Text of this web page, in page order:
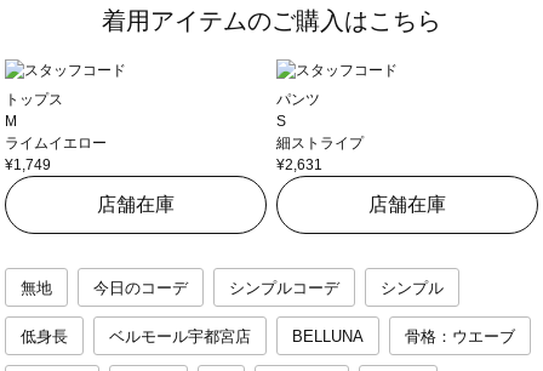
着用アイテムのご購入はこちら
トップス
M
ライムイエロー
¥1,749
店舗在庫
パンツ
S
細ストライプ
¥2,631
店舗在庫
無地 今日のコーデ シンプルコーデ シンプル
低身長 ベルモール宇都宮店 BELLUNA 骨格：ウエーブ